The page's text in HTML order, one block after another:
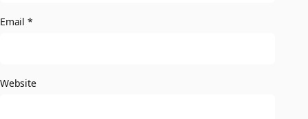
Email *
Website